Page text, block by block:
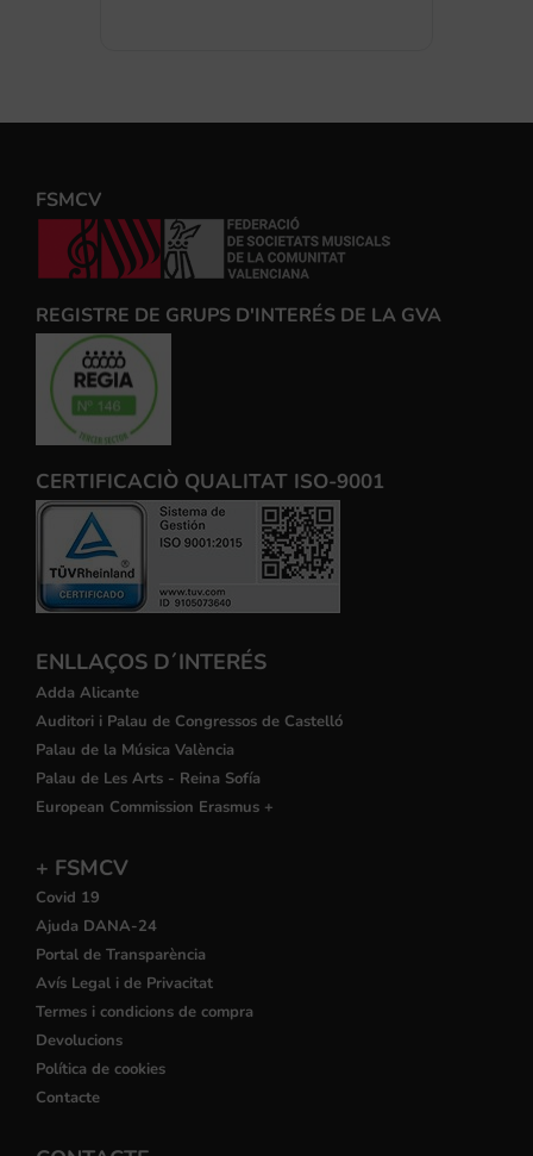
FSMCV
REGISTRE DE GRUPS D'INTERÉS DE LA GVA
CERTIFICACIÒ QUALITAT ISO-9001
ENLLAÇOS D´INTERÉS
Adda Alicante
Auditori i Palau de Congressos de Castelló
Palau de la Música València
Palau de Les Arts - Reina Sofía
European Commission Erasmus +
+ FSMCV
Covid 19
Ajuda DANA-24
Portal de Transparència
Avís Legal i de Privacitat
Termes i condicions de compra
Devolucions
Política de cookies
Contacte